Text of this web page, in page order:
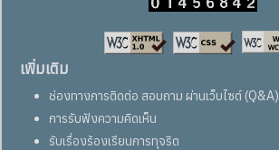
เพิ่มเติม
ช่องทางการติดต่อ สอบถาม ผ่านเว็บไซต์ (Q&A)
การรับฟังความคิดเห็น
รับเรื่องร้องเรียนการทุจริต